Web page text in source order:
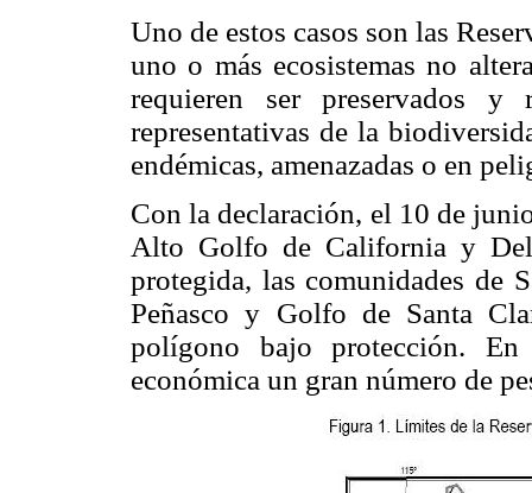
Uno de estos casos son las
uno o más ecosistemas no
requieren ser preservados y
representativas de la
endémicas, amenazadas o en
Con la declaración, el 10 de
Alto Golfo de California y
protegida, las comunidades de
Peñasco y Golfo de Santa
polígono bajo protección. En
económica un gran número de